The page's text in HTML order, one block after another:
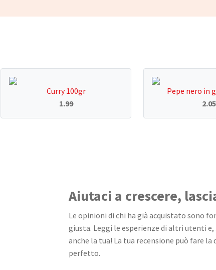
Curry 100gr
1.99
Pepe nero in
2.05
Aiutaci a crescere,
Le opinioni di chi ha già acquistato sono
giusta. Leggi le esperienze di altri utenti
anche la tua! La tua recensione può fare
perfetto.